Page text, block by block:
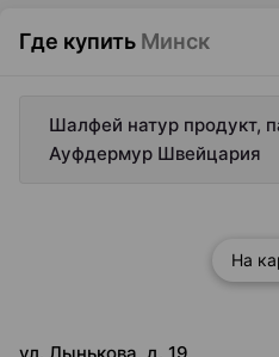
Где купить Минск
Шалфей натур продукт,
Ауфдермур Швейцария
На